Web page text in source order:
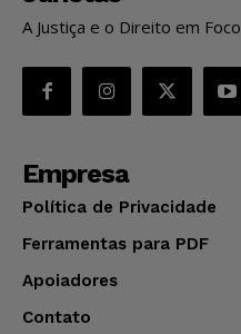
A Justiça e o Direito em Foco
Empresa
Política de Privacidade
Ferramentas para PDF
Apoiadores
Contato